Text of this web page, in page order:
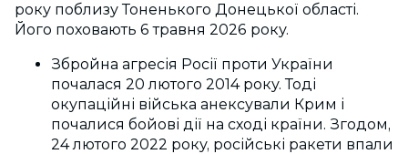
року поблизу Тоненького Донецької області.
Його поховають 6 травня 2026 року.
Збройна агресія Росії проти України
почалася 20 лютого 2014 року. Тоді
окупаційні війська анексували Крим і
почалися бойові дії на сході країни. Згодом,
24 лютого 2022 року, російські ракети впали